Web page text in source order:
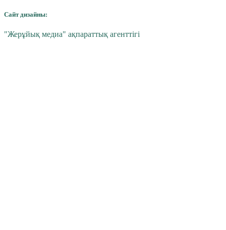
Сайт дизайны:
"Жерұйық медиа" ақпараттық агенттігі